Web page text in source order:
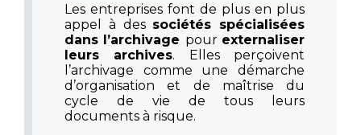
Les entreprises font de plus en plus
appel à des sociétés spécialisées
dans l’archivage pour externaliser
leurs archives. Elles perçoivent
l’archivage comme une démarche
d’organisation et de maîtrise du
cycle de vie de tous leurs
documents à risque.